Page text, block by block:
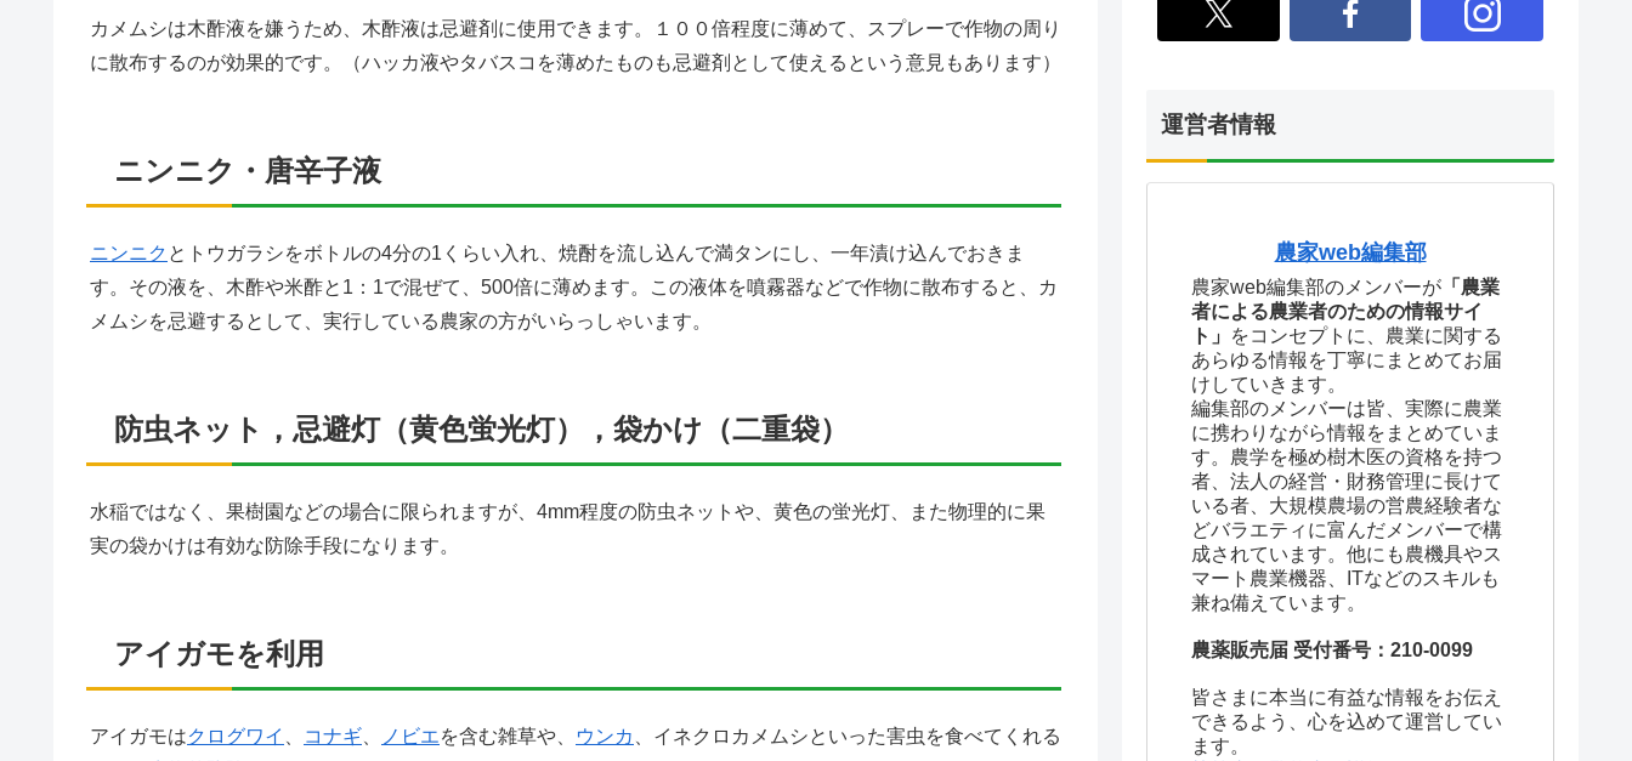
カメムシは木酢液を嫌うため、木酢液は忌避剤に使用できます。１００倍程度に薄めて、スプレーで作物の周り
に散布するのが効果的です。（ハッカ液やタバスコを薄めたものも忌避剤として使えるという意見もあります）
ニンニク・唐辛子液
ニンニク とトウガラシをボトルの4分の1くらい入れ、焼酎を流し込んで満タンにし、一年漬け込んでおきま
す。その液を、木酢や米酢と1：1で混ぜて、500倍に薄めます。この液体を噴霧器などで作物に散布すると、カ
メムシを忌避するとして、実行している農家の方がいらっしゃいます。
防虫ネット，忌避灯（黄色蛍光灯），袋かけ（二重袋）
水稲ではなく、果樹園などの場合に限られますが、4mm程度の防虫ネットや、黄色の蛍光灯、また物理的に果
実の袋かけは有効な防除手段になります。
アイガモを利用
アイガモはクログワイ 、 コナギ、 ノビエを含む雑草や、 ウンカ 、イネクロカメムシといった害虫を食べてくれる
運営者情報
農家web編集部
農家web編集部のメンバーが 「農業
者による農業者のための情報サイ
ト」
をコンセプトに、農業に関する
あらゆる情報を丁寧にまとめてお届
けしていきます。
編集部のメンバーは皆、実際に農業
に携わりながら情報をまとめていま
す。農学を極め樹木医の資格を持つ
者、法人の経営・財務管理に長けて
いる者、大規模農場の営農経験者な
どバラエティに富んだメンバーで構
成されています。他にも農機具やス
マート農業機器、ITなどのスキルも
兼ね備えています。
農薬販売届 受付番号：210-0099
皆さまに本当に有益な情報をお伝え
できるよう、心を込めて運営してい
ます。